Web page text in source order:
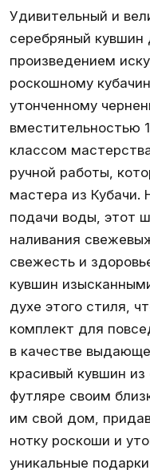
Удивительный и
серебряный
произведением
роскошному
утонченному
вместительностью
классом
ручной работы,
мастера из Кубачи.
подачи воды, этот
наливания
свежесть и
кувшин
духе этого стиля,
комплект для
в качестве
красивый кувшин
футляре своим
им свой дом,
нотку роскоши и
уникальные